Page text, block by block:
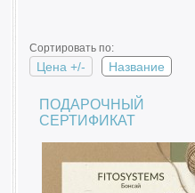
Сортировать по:
Цена +/- Название
ПОДАРОЧНЫЙ
СЕРТИФИКАТ